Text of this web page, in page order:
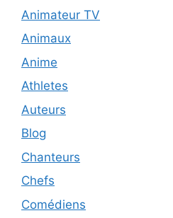
Animateur TV
Animaux
Anime
Athletes
Auteurs
Blog
Chanteurs
Chefs
Comédiens